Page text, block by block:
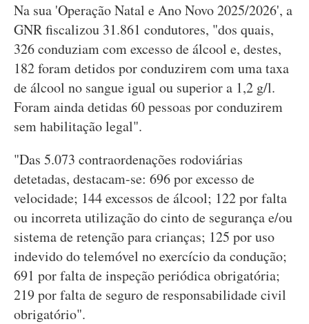
Na sua 'Operação Natal e Ano Novo 2025/2026', a
GNR fiscalizou 31.861 condutores, "dos quais,
326 conduziam com excesso de álcool e, destes,
182 foram detidos por conduzirem com uma taxa
de álcool no sangue igual ou superior a 1,2 g/l.
Foram ainda detidas 60 pessoas por conduzirem
sem habilitação legal".
"Das 5.073 contraordenações rodoviárias
detetadas, destacam-se: 696 por excesso de
velocidade; 144 excessos de álcool; 122 por falta
ou incorreta utilização do cinto de segurança e/ou
sistema de retenção para crianças; 125 por uso
indevido do telemóvel no exercício da condução;
691 por falta de inspeção periódica obrigatória;
219 por falta de seguro de responsabilidade civil
obrigatório".